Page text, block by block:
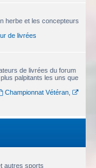
herbe et les concepteurs
de livrées
de livrées du forum
palpitants les uns que
Championnat Vétéran,
autres sports